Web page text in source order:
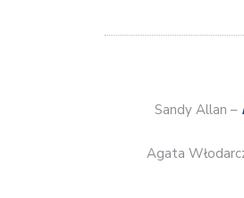
Sandy Allan –
Agata